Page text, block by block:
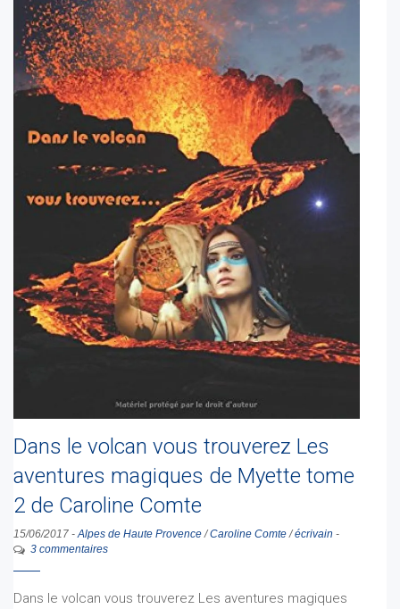
Dans le volcan vous trouverez Les
aventures magiques de Myette tome
2 de Caroline Comte
15/06/2017 -Alpes de Haute Provence/Caroline Comte/écrivain -
3 commentaires
Dans le volcan vous trouverez Les aventures magiques